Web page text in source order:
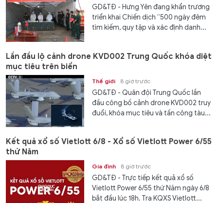
GD&TĐ - Hưng Yên đang khẩn trương
triển khai Chiến dịch “500 ngày đêm
tìm kiếm, quy tập và xác định danh...
Lần đầu lộ cảnh drone KVD002 Trung Quốc khóa diệt
mục tiêu trên biển
Thế giới 8 giờ trước
GD&TĐ - Quân đội Trung Quốc lần
đầu công bố cảnh drone KVD002 truy
đuổi, khóa mục tiêu và tấn công tàu...
Kết quả xổ số Vietlott 6/8 - Xổ số Vietlott Power 6/55
thứ Năm
Gia đình 8 giờ trước
GD&TĐ - Trực tiếp kết quả xổ số
Vietlott Power 6/55 thứ Năm ngày 6/8
bắt đầu lúc 18h. Tra KQXS Vietlott...